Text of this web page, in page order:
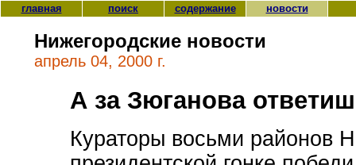
главная поиск содержание новости
Нижегородские новости
апрель 04, 2000 г.
А за Зюганова
Кураторы восьми районов